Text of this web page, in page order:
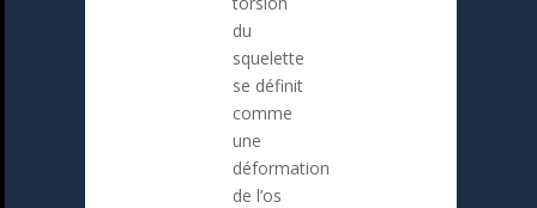
du
squelette
se définit
comme
une
déformation
de l’os